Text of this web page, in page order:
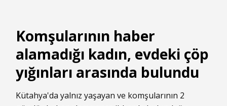
Komşularının haber
alamadığı kadın, evdeki çöp
yığınları arasında bulundu
Kütahya'da yalnız yaşayan ve komşularının 2